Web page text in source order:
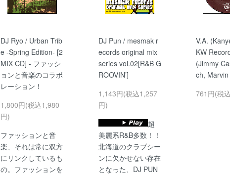
DJ Ryo / Urban Trib
e -Spring Edition- [2
MIX CD] - ファッシ
ョンと音楽のコラボ
レーション！
1,800円(税込1,980
円)
ファッションと音
楽、それは常に双方
にリンクしているも
の。ファッションを
DJ Pun / mesmak r
ecords original mix
series vol.02[R&B G
ROOVIN’]
1,143円(税込1,257
円)
超
美麗系R&B多数！！
北海道のクラブシー
ンに欠かせない存在
となった、DJ PUN
V.A.
KW
(Jimmy
ch,
761円(税